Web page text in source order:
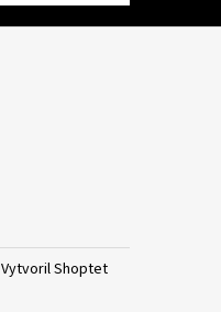
Vytvoril Shoptet